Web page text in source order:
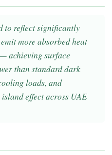
to reflect significantly
more absorbed heat
achieving surface
than standard dark
loads, and
effect across UAE